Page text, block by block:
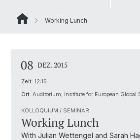
Working Lunch
08 DEZ. 2015
Zeit: 12:15
Ort: Auditorium, Institute for European Global
KOLLOQUIUM / SEMINAR
Working Lunch
With Julian Wettengel and Sarah